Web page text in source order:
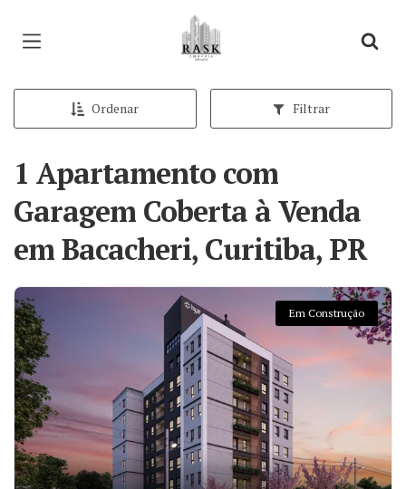
Página inicial
Ordenar Filtrar
1 Apartamento com
Garagem Coberta à Venda
em Bacacheri, Curitiba, PR
Em Construção